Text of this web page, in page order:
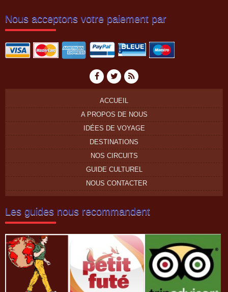
(21personnes)
Voyage à la carte du 4 oct au 19 oct
dans la baie de Lan Ha - Marché
ethnique Bac Ha - Thong Nguyen (
Nous acceptons votre paiement par
ACCUEIL
A PROPOS DE NOUS
IDÉES DE VOYAGE
DESTINATIONS
NOS CIRCUITS
GUIDE CULTUREL
NOUS CONTACTER
Les guides nous recommandent